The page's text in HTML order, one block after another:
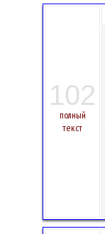
102
полный
текст